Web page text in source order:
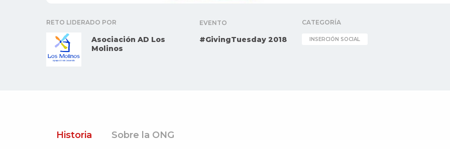
RETO LIDERADO POR
Asociación AD Los
Molinos
EVENTO
#GivingTuesday 2018
CATEGORÍA
INSERCIÓN SOCIAL
Historia Sobre la ONG